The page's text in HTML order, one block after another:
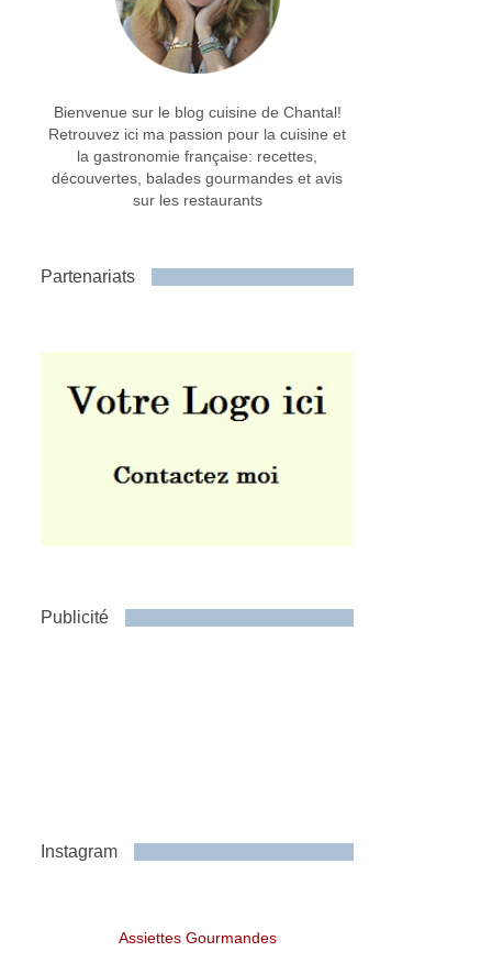
Bienvenue sur le blog cuisine de Chantal!
Retrouvez ici ma passion pour la cuisine et
la gastronomie française: recettes,
découvertes, balades gourmandes et avis
sur les restaurants
Partenariats
Publicité
Instagram
Assiettes Gourmandes